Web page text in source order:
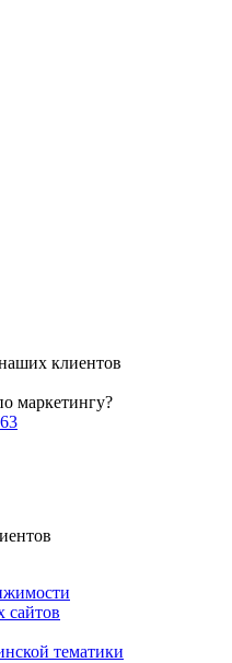
клиентов
маркетингу?
сайтов
тематики